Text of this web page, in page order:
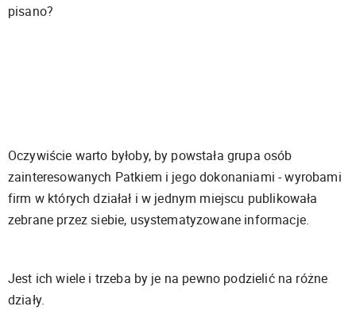
pisano?
Oczywiście warto byłoby, by powstała grupa osób
zainteresowanych Patkiem i jego dokonaniami - wyrobami
firm w których działał i w jednym miejscu publikowała
zebrane przez siebie, usystematyzowane informacje.
Jest ich wiele i trzeba by je na pewno podzielić na różne
działy.